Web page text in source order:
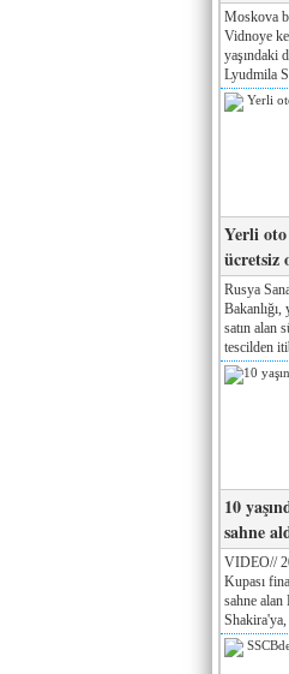
Moskova
Vidnoye
yaşındaki
Lyudmila
Yerli
ücretsiz
Rusya
satın alan
tescilden
10
sahne
VIDEO//
Kupası
sahne alan
Shakira'ya,